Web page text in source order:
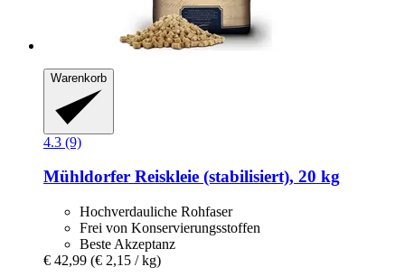
Warenkorb
4.3 (9)
Mühldorfer Reiskleie (stabilisiert), 20 kg
Hochverdauliche Rohfaser
Frei von Konservierungsstoffen
Beste Akzeptanz
€ 42,99 (€ 2,15 / kg)